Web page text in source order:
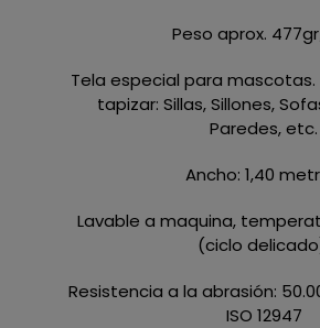
Peso aprox.
Tela especial para
tapizar: Sillas, Sillones,
Paredes, etc.
Ancho: 1,40
Lavable a maquina,
(ciclo
Resistencia a la abrasión:
ISO 12947